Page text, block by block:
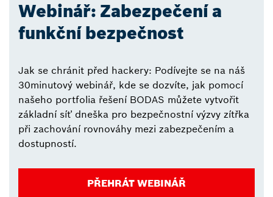
Webinář: Zabezpečení a
funkční bezpečnost
Jak se chránit před hackery: Podívejte se na náš
30minutový webinář, kde se dozvíte, jak pomocí
našeho portfolia řešení BODAS můžete vytvořit
základní síť dneška pro bezpečnostní výzvy zítřka
při zachování rovnováhy mezi zabezpečením a
dostupností.
PŘEHRÁT WEBINÁŘ